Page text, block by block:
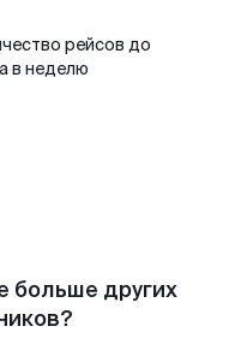
рейсов до
в неделю
больше других